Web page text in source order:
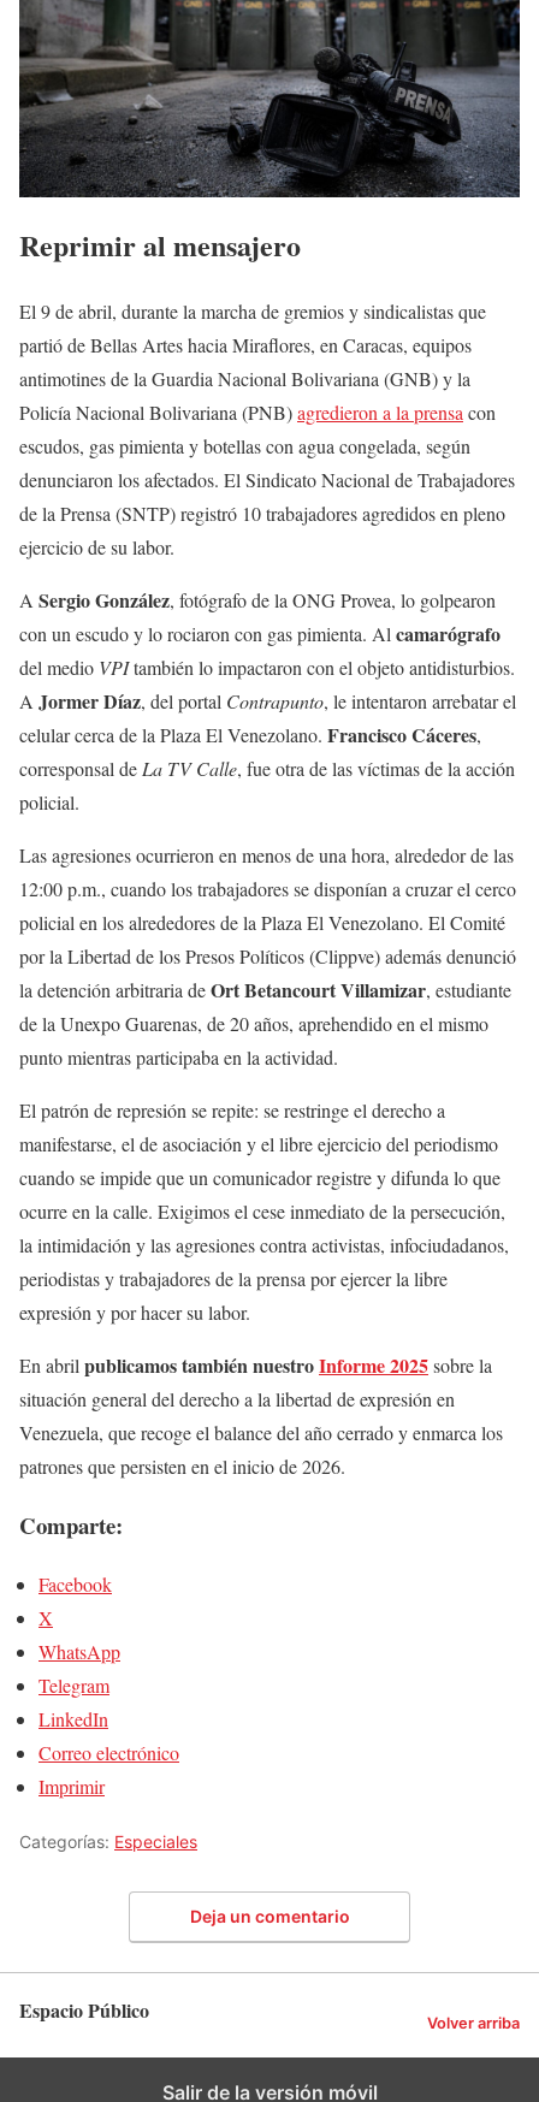
Reprimir al mensajero
El 9 de abril, durante la marcha de gremios y sindicalistas que
partió de Bellas Artes hacia Miraflores, en Caracas, equipos
antimotines de la Guardia Nacional Bolivariana (GNB) y la
Policía Nacional Bolivariana (PNB)agredieron a la prensacon
escudos, gas pimienta y botellas con agua congelada, según
denunciaron los afectados. El Sindicato Nacional de Trabajadores
de la Prensa (SNTP) registró 10 trabajadores agredidos en pleno
ejercicio de su labor.
A Sergio González, fotógrafo de la ONG Provea, lo golpearon
con un escudo y lo rociaron con gas pimienta. Alcamarógrafo
del medio VPItambién lo impactaron con el objeto antidisturbios.
A Jormer Díaz, del portal Contrapunto, le intentaron arrebatar el
celular cerca de la Plaza El Venezolano. Francisco Cáceres,
corresponsal deLa TV Calle, fue otra de las víctimas de la acción
policial.
Las agresiones ocurrieron en menos de una hora, alrededor de las
12:00 p.m., cuando los trabajadores se disponían a cruzar el cerco
policial en los alrededores de la Plaza El Venezolano. El Comité
por la Libertad de los Presos Políticos (Clippve) además denunció
la detención arbitraria deOrt Betancourt Villamizar, estudiante
de la Unexpo Guarenas, de 20 años, aprehendido en el mismo
punto mientras participaba en la actividad.
El patrón de represión se repite: se restringe el derecho a
manifestarse, el de asociación y el libre ejercicio del periodismo
cuando se impide que un comunicador registre y difunda lo que
ocurre en la calle. Exigimos el cese inmediato de la persecución,
la intimidación y las agresiones contra activistas, infociudadanos,
periodistas y trabajadores de la prensa por ejercer la libre
expresión y por hacer su labor.
En abrilpublicamos también nuestroInforme 2025sobre la
situación general del derecho a la libertad de expresión en
Venezuela, que recoge el balance del año cerrado y enmarca los
patrones que persisten en el inicio de 2026.
Comparte:
Facebook
X
WhatsApp
Telegram
LinkedIn
Correo electrónico
Imprimir
Categorías: Especiales
Deja un comentario
Espacio Público Volver arriba
Salir de la versión móvil